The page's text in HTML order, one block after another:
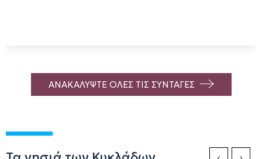
ΑΝΑΚΑΛΥΨΤΕ ΟΛΕΣ ΤΙΣ ΣΥΝΤΑΓΕΣ